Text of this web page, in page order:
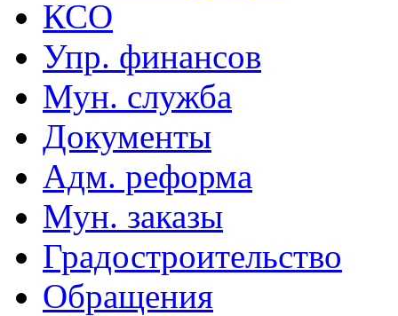
КСО
Упр. финансов
Мун. служба
Документы
Адм. реформа
Мун. заказы
Градостроительство
Обращения